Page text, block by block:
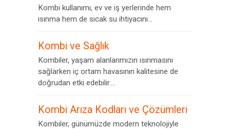
Kombi kullanımı, ev ve iş yerlerinde hem
ısınma hem de sıcak su ihtiyacını...
Kombi ve Sağlık
Kombiler, yaşam alanlarımızın ısınmasını
sağlarken iç ortam havasının kalitesine de
doğrudan etki edebilir....
Kombi Arıza Kodları ve Çözümleri
Kombiler, günümüzde modern teknolojiyle